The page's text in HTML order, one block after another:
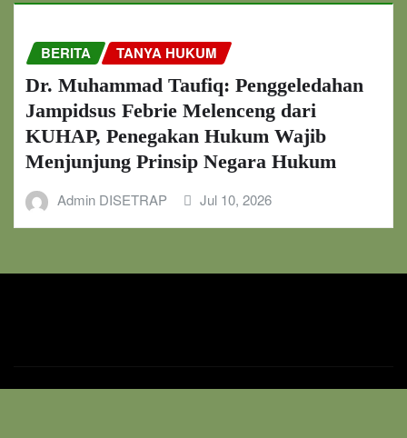
BERITA TANYA HUKUM
Dr. Muhammad Taufiq: Penggeledahan
Jampidsus Febrie Melenceng dari
KUHAP, Penegakan Hukum Wajib
Menjunjung Prinsip Negara Hukum
Admin DISETRAP Jul 10, 2026